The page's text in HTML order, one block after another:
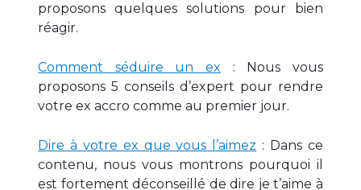
proposons quelques solutions pour bien
réagir.
Comment séduire un ex : Nous vous
proposons 5 conseils d’expert pour rendre
votre ex accro comme au premier jour.
Dire à votre ex que vous l’aimez : Dans ce
contenu, nous vous montrons pourquoi il
est fortement déconseillé de dire je t’aime à